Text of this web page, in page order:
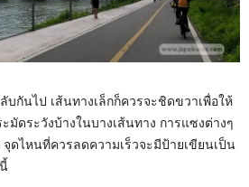
บกันไป เส้นทางเล็กก็ควรจะชิดขวาเพื่อให้
มัดระวังบ้างในบางเส้นทาง การแซงต่างๆ
จุดไหนที่ควรลดความเร็วจะมีป้ายเขียนเป็น